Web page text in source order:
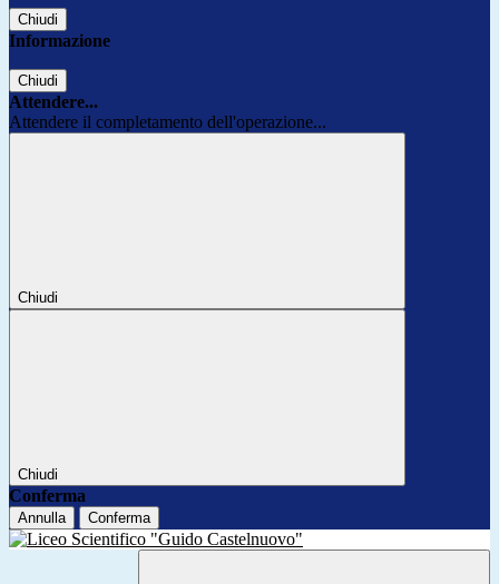
Chiudi
Informazione
Chiudi
Attendere...
Attendere il completamento dell'operazione...
Chiudi
Chiudi
Conferma
Annulla Conferma